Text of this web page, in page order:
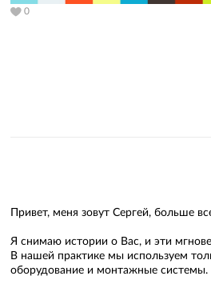
0
Привет, меня зовут Сергей, больше
Я снимаю истории о Вас, и эти
В нашей практике мы используем
оборудование и монтажные системы.